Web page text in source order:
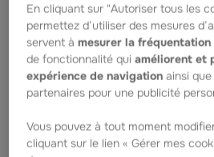
En cliquant sur "Autoriser tous les
permettez d’utiliser des mesures
servent àmesurer la
de fonctionnalité quiaméliorent et
expérience de navigation ainsi
partenaires pour une publicité
Vous pouvez à tout moment
cliquant sur le lien « Gérer mes